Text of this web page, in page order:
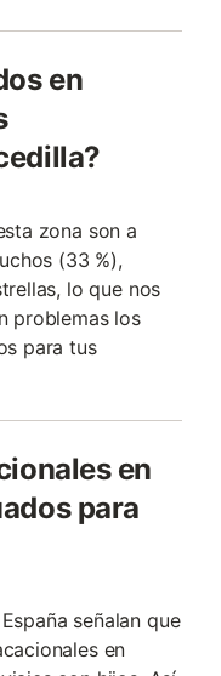
en
zona son a
(33 %),
lo que nos
problemas los
para tus
en
para
señalan que
en